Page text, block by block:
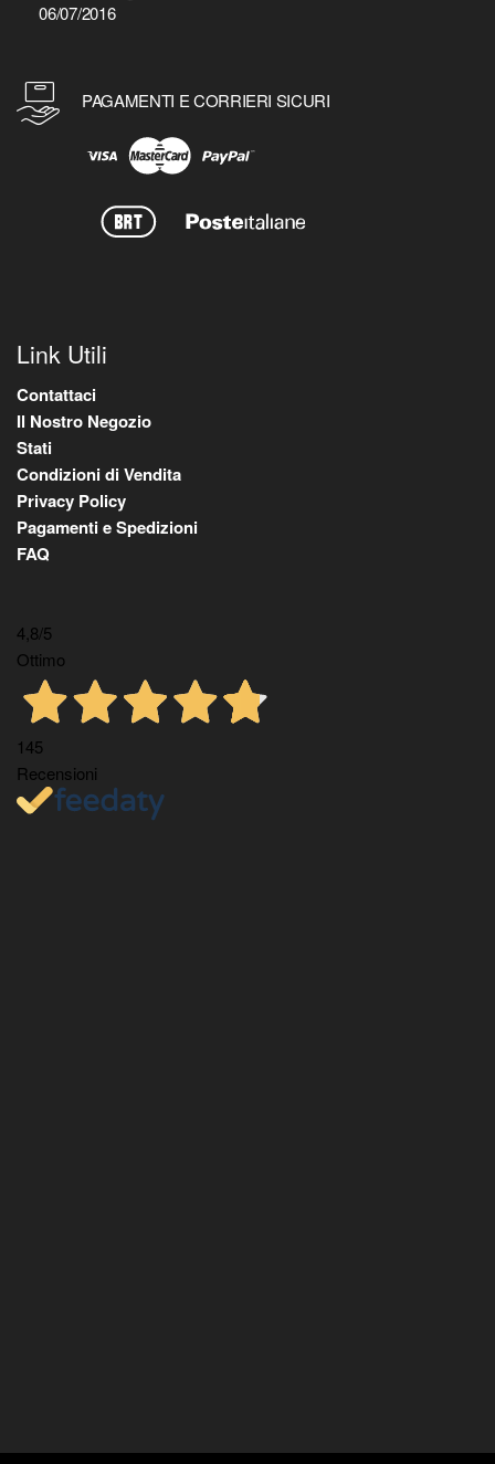
06/07/2016
PAGAMENTI E CORRIERI SICURI
Link Utili
Contattaci
Il Nostro Negozio
Stati
Condizioni di Vendita
Privacy Policy
Pagamenti e Spedizioni
FAQ
4,8/5
Ottimo
145
Recensioni